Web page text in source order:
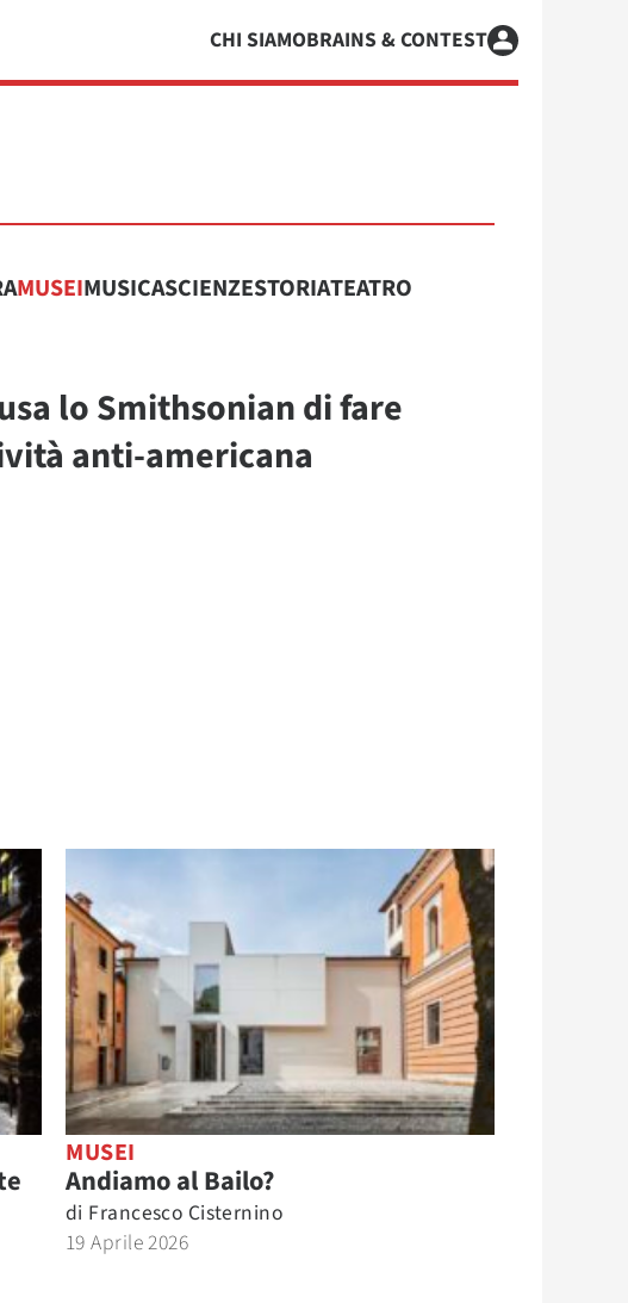
CHI SIAMOBRAINS & CONTEST
MUSEIMUSICASCIENZESTORIATEATRO
lo Smithsonian di fare
anti-americana
MUSEI
Andiamo al Bailo?
di Francesco Cisternino
19 Aprile 2026